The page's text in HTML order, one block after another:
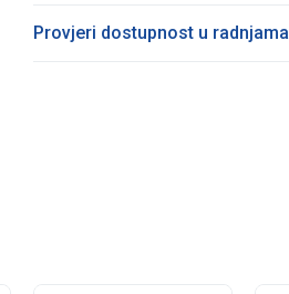
Provjeri dostupnost u radnjama